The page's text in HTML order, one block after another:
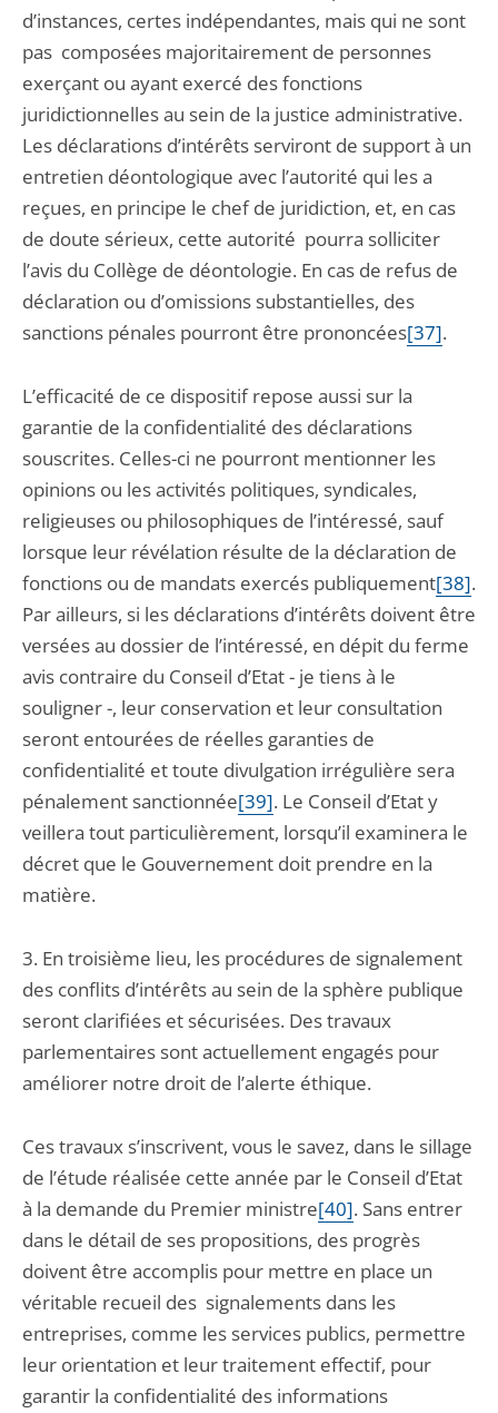
d’instances, certes indépendantes, mais qui ne sont
pas composées majoritairement de personnes
exerçant ou ayant exercé des fonctions
juridictionnelles au sein de la justice administrative.
Les déclarations d’intérêts serviront de support à un
entretien déontologique avec l’autorité qui les a
reçues, en principe le chef de juridiction, et, en cas
de doute sérieux, cette autorité pourra solliciter
l’avis du Collège de déontologie. En cas de refus de
déclaration ou d’omissions substantielles, des
sanctions pénales pourront être prononcées[37].
L’efficacité de ce dispositif repose aussi sur la
garantie de la confidentialité des déclarations
souscrites. Celles-ci ne pourront mentionner les
opinions ou les activités politiques, syndicales,
religieuses ou philosophiques de l’intéressé, sauf
lorsque leur révélation résulte de la déclaration de
fonctions ou de mandats exercés publiquement[38].
Par ailleurs, si les déclarations d’intérêts doivent être
versées au dossier de l’intéressé, en dépit du ferme
avis contraire du Conseil d’Etat - je tiens à le
souligner -, leur conservation et leur consultation
seront entourées de réelles garanties de
confidentialité et toute divulgation irrégulière sera
pénalement sanctionnée[39]. Le Conseil d’Etat y
veillera tout particulièrement, lorsqu’il examinera le
décret que le Gouvernement doit prendre en la
matière.
3. En troisième lieu, les procédures de signalement
des conflits d’intérêts au sein de la sphère publique
seront clarifiées et sécurisées. Des travaux
parlementaires sont actuellement engagés pour
améliorer notre droit de l’alerte éthique.
Ces travaux s’inscrivent, vous le savez, dans le sillage
de l’étude réalisée cette année par le Conseil d’Etat
à la demande du Premier ministre[40]. Sans entrer
dans le détail de ses propositions, des progrès
doivent être accomplis pour mettre en place un
véritable recueil des signalements dans les
entreprises, comme les services publics, permettre
leur orientation et leur traitement effectif, pour
garantir la confidentialité des informations